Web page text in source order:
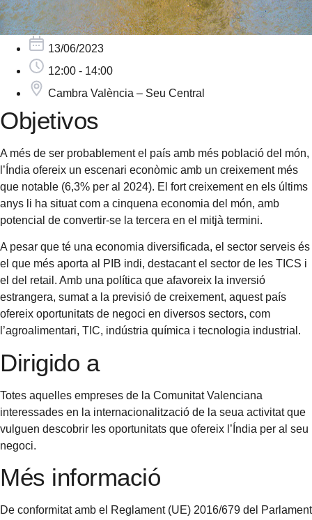
13/06/2023
12:00 - 14:00
Cambra València – Seu Central
Objetivos
A més de ser probablement el país amb més població del món,
l’Índia ofereix un escenari econòmic amb un creixement més
que notable (6,3% per al 2024). El fort creixement en els últims
anys li ha situat com a cinquena economia del món, amb
potencial de convertir-se la tercera en el mitjà termini.
A pesar que té una economia diversificada, el sector serveis és
el que més aporta al PIB indi, destacant el sector de les TICS i
el del retail. Amb una política que afavoreix la inversió
estrangera, sumat a la previsió de creixement, aquest país
ofereix oportunitats de negoci en diversos sectors, com
l’agroalimentari, TIC, indústria química i tecnologia industrial.
Dirigido a
Totes aquelles empreses de la Comunitat Valenciana
interessades en la internacionalització de la seua activitat que
vulguen descobrir les oportunitats que ofereix l’Índia per al seu
negoci.
Més informació
De conformitat amb el Reglament (UE) 2016/679 del Parlament